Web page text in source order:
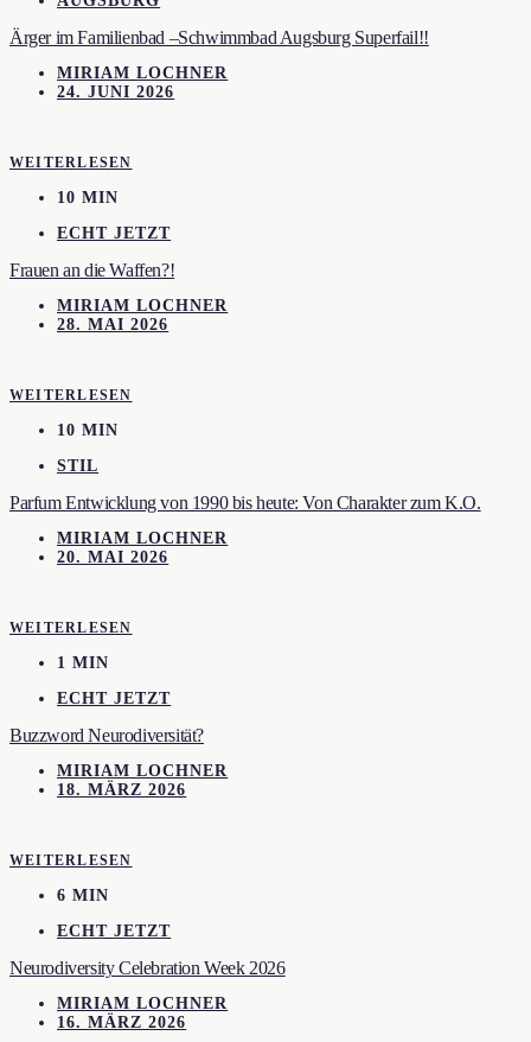
Ärger im Familienbad –Schwimmbad Augsburg Superfail!!
MIRIAM LOCHNER
24. JUNI 2026
WEITERLESEN
10 MIN
ECHT JETZT
Frauen an die Waffen?!
MIRIAM LOCHNER
28. MAI 2026
WEITERLESEN
10 MIN
STIL
Parfum Entwicklung von 1990 bis heute: Von Charakter zum K.O.
MIRIAM LOCHNER
20. MAI 2026
WEITERLESEN
1 MIN
ECHT JETZT
Buzzword Neurodiversität?
MIRIAM LOCHNER
18. MÄRZ 2026
WEITERLESEN
6 MIN
ECHT JETZT
Neurodiversity Celebration Week 2026
MIRIAM LOCHNER
16. MÄRZ 2026